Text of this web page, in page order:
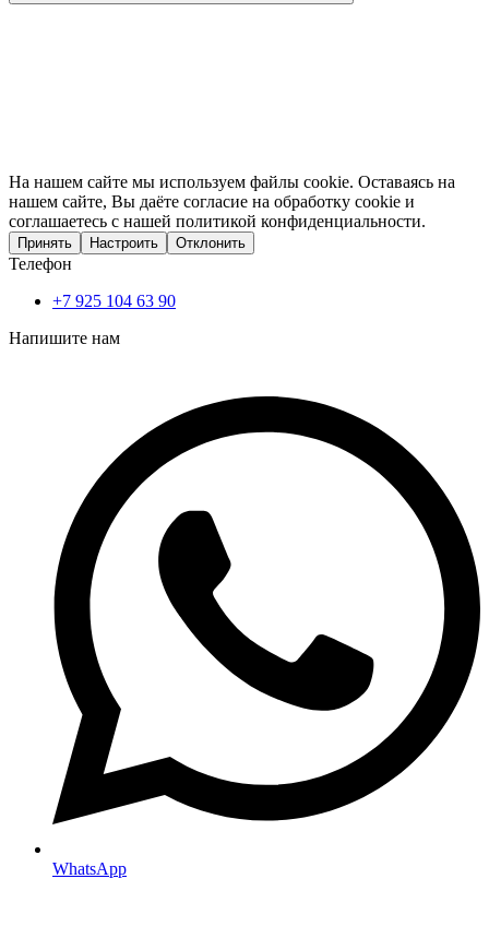
На нашем сайте мы используем файлы cookie. Оставаясь на
нашем сайте, Вы даёте согласие на обработку cookie и
соглашаетесь с нашей политикой конфиденциальности.
Принять Настроить Отклонить
Телефон
+7 925 104 63 90
Напишите нам
WhatsApp